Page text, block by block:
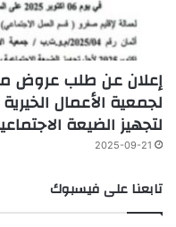
لجمعية الأعمال
لتجهيز الضيعة
2025-09-21
تابعنا على فيسبوك